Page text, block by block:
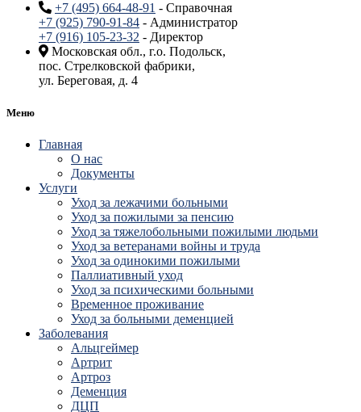
+7 (495) 664-48-91 - Справочная
+7 (925) 790-91-84 - Администратор
+7 (916) 105-23-32 - Директор
Московская обл., г.о. Подольск,
пос. Стрелковской фабрики,
ул. Береговая, д. 4
Меню
Главная
О нас
Документы
Услуги
Уход за лежачими больными
Уход за пожилыми за пенсию
Уход за тяжелобольными пожилыми людьми
Уход за ветеранами войны и труда
Уход за одинокими пожилыми
Паллиативный уход
Уход за психическими больными
Временное проживание
Уход за больными деменцией
Заболевания
Альцгеймер
Артрит
Артроз
Деменция
ДЦП